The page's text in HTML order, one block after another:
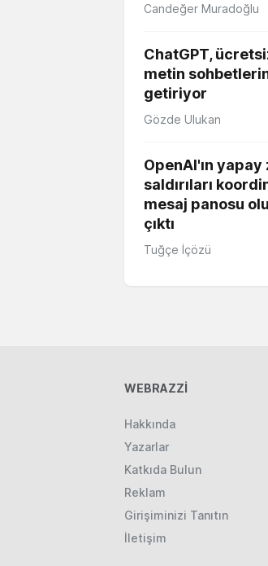
Candeğer Muradoğlu
ChatGPT,
metin
getiriyor
Gözde Ulukan
OpenAI'ın yapay
saldırıları
mesaj panosu
çıktı
Tuğçe İçözü
WEBRAZZİ
Hakkında
Yazarlar
Katkıda Bulun
Reklam
Girişiminizi Tanıtın
İletişim